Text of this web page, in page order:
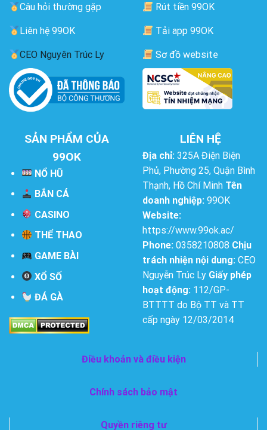
Câu hỏi thường gặp
Liên hệ 99OK
CEO Nguyên Trúc Ly
Rút tiền 99OK
Tải app 99OK
Sơ đồ website
SẢN PHẨM CỦA
99OK
NỔ HŨ
BẮN CÁ
CASINO
THỂ THAO
GAME BÀI
XỔ SỐ
ĐÁ GÀ
LIÊN HỆ
Địa chỉ: 325A Điện Biện
Phủ, Phường 25, Quận Bình
Thạnh, Hồ Chí Minh Tên
doanh nghiệp: 99OK
Website:
https://www.99ok.ac/
Phone: 0358210808 Chịu
trách nhiện nội dung: CEO
Nguyễn Trúc Ly Giấy phép
hoạt động: 112/GP-
BTTTT do Bộ TT và TT
cấp ngày 12/03/2014
Điều khoản và điều kiện
Chính sách bảo mật
Quyền riêng tư